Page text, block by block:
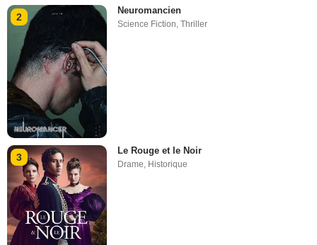
2
Neuromancien
Science Fiction,Thriller
3
Le Rouge et le Noir
Drame, Historique